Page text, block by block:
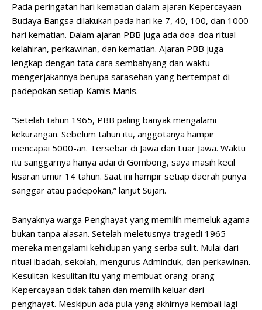
Pada peringatan hari kematian dalam ajaran Kepercayaan
Budaya Bangsa dilakukan pada hari ke 7, 40, 100, dan 1000
hari kematian. Dalam ajaran PBB juga ada doa-doa ritual
kelahiran, perkawinan, dan kematian. Ajaran PBB juga
lengkap dengan tata cara sembahyang dan waktu
mengerjakannya berupa sarasehan yang bertempat di
padepokan setiap Kamis Manis.
“Setelah tahun 1965, PBB paling banyak mengalami
kekurangan. Sebelum tahun itu, anggotanya hampir
mencapai 5000-an. Tersebar di Jawa dan Luar Jawa. Waktu
itu sanggarnya hanya adai di Gombong, saya masih kecil
kisaran umur 14 tahun. Saat ini hampir setiap daerah punya
sanggar atau padepokan,” lanjut Sujari.
Banyaknya warga Penghayat yang memilih memeluk agama
bukan tanpa alasan. Setelah meletusnya tragedi 1965
mereka mengalami kehidupan yang serba sulit. Mulai dari
ritual ibadah, sekolah, mengurus Adminduk, dan perkawinan.
Kesulitan-kesulitan itu yang membuat orang-orang
Kepercayaan tidak tahan dan memilih keluar dari
penghayat. Meskipun ada pula yang akhirnya kembali lagi